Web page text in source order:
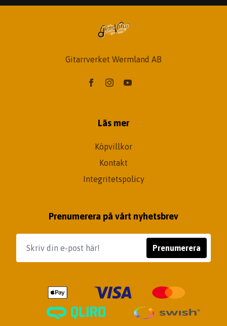
Gitarrverket Wermland AB
Läs mer
Köpvillkor
Kontakt
Integritetspolicy
Prenumerera på vårt nyhetsbrev
Prenumerera